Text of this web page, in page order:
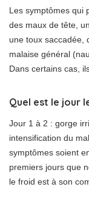
Les symptômes qui
des maux de tête,
une toux saccadée,
malaise général
Dans certains cas,
Quel est le jour
Jour 1 à 2 : gorge
intensification du
symptômes soient
premiers jours que
le froid est à son